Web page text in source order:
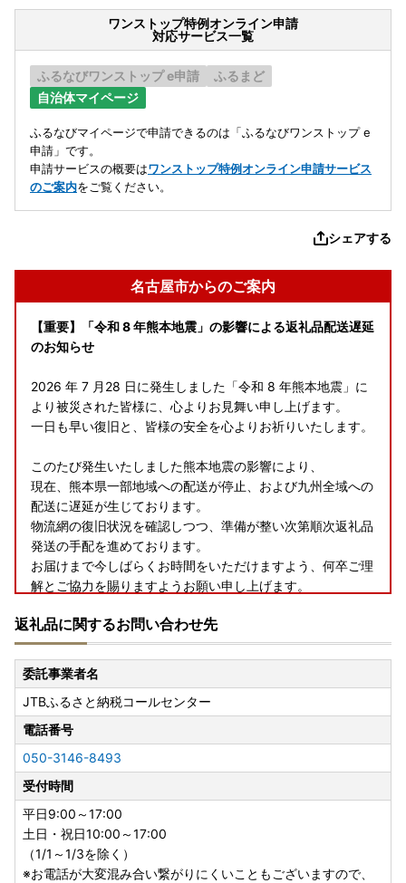
ワンストップ特例オンライン申請
対応サービス一覧
ふるなびワンストップ e申請
ふるまど
自治体マイページ
ふるなびマイページで申請できるのは「ふるなびワンストップ e
申請」です。
申請サービスの概要はワンストップ特例オンライン申請サービス
のご案内をご覧ください。
シェアする
名古屋市からのご案内
【重要】「令和 8 年熊本地震」の影響による返礼品配送遅延
のお知らせ
2026 年 7 月28 日に発生しました「令和 8 年熊本地震」に
より被災された皆様に、心よりお見舞い申し上げます。
一日も早い復旧と、皆様の安全を心よりお祈りいたします。
このたび発生いたしました熊本地震の影響により、
現在、熊本県一部地域への配送が停止、および九州全域への
配送に遅延が生じております。
物流網の復旧状況を確認しつつ、準備が整い次第順次返礼品
発送の手配を進めております。
お届けまで今しばらくお時間をいただけますよう、何卒ご理
解とご協力を賜りますようお願い申し上げます。
返礼品に関するお問い合わせ先
委託事業者名
JTBふるさと納税コールセンター
電話番号
050-3146-8493
受付時間
平日9:00～17:00
土日・祝日10:00～17:00
（1/1～1/3を除く）
※お電話が大変混み合い繋がりにくいこともございますので、